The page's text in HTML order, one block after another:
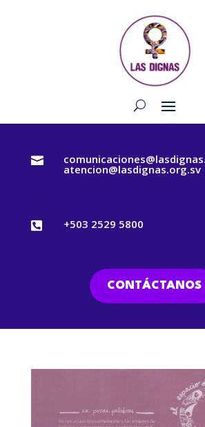

atencion@lasdignas.org.sv
 +503 2529 5800
CONTÁCTANOS